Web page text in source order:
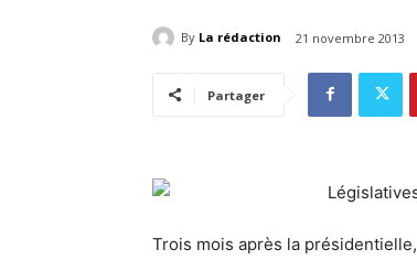
By La rédaction 21 novembre 2013
Partager
Trois mois après la